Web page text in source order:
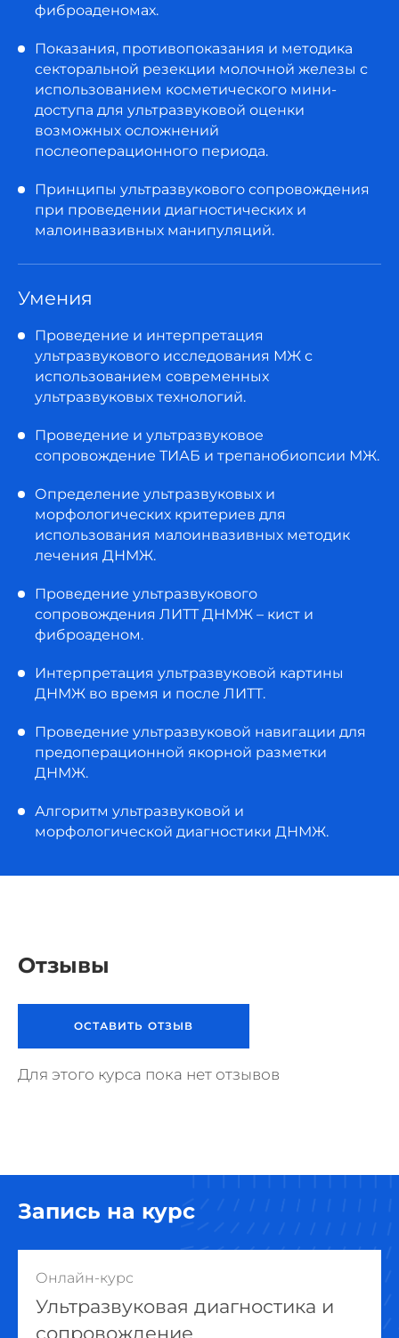
фиброаденомах.
Показания, противопоказания и методика
секторальной резекции молочной железы с
использованием косметического мини-
доступа для ультразвуковой оценки
возможных осложнений
послеоперационного периода.
Принципы ультразвукового сопровождения
при проведении диагностических и
малоинвазивных манипуляций.
Умения
Проведение и интерпретация
ультразвукового исследования МЖ с
использованием современных
ультразвуковых технологий.
Проведение и ультразвуковое
сопровождение ТИАБ и трепанобиопсии МЖ.
Определение ультразвуковых и
морфологических критериев для
использования малоинвазивных методик
лечения ДНМЖ.
Проведение ультразвукового
сопровождения ЛИТТ ДНМЖ – кист и
фиброаденом.
Интерпретация ультразвуковой картины
ДНМЖ во время и после ЛИТТ.
Проведение ультразвуковой навигации для
предоперационной якорной разметки
ДНМЖ.
Алгоритм ультразвуковой и
морфологической диагностики ДНМЖ.
Отзывы
ОСТАВИТЬ ОТЗЫВ
Для этого курса пока нет отзывов
Запись на курс
Онлайн-курс
Ультразвуковая диагностика и
сопровождение